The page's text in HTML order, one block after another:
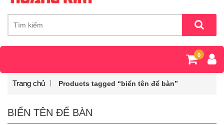
0
Trang chủ Products tagged “biển tên để bàn”
BIỂN TÊN ĐỂ BÀN